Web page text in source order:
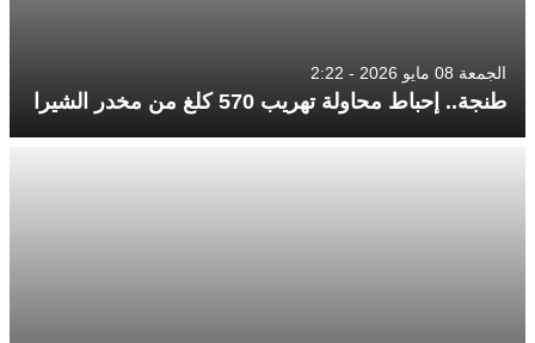
الجمعة 08 مايو 2026 - 2:22
طنجة.. إحباط محاولة تهريب 570 كلغ من مخدر الشيرا